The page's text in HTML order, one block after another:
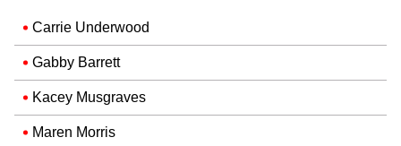
Carrie Underwood
Gabby Barrett
Kacey Musgraves
Maren Morris